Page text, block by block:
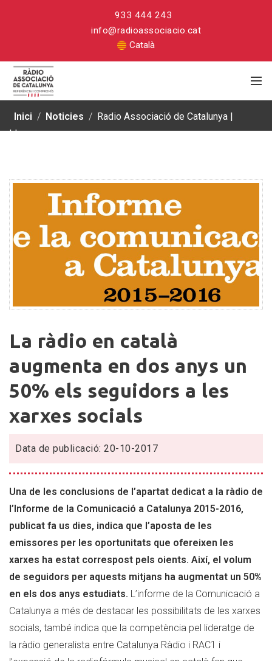
933 444 243
info@radioassociacio.cat
Català
Inici / Noticies / Radio Associació de Catalunya |
Llengua
ràdio
en
català
augmenta
dos
un
seguidors
a
les
xarxes
socials
La ràdio en català
augmenta en dos anys un
50% els seguidors a les
xarxes socials
Data de publicació: 20-10-2017
Una de les conclusions de l’apartat dedicat a la ràdio de
l’Informe de la Comunicació a Catalunya 2015-2016,
publicat fa us dies, indica que l’aposta de les
emissores per les oportunitats que ofereixen les
xarxes ha estat correspost pels oients. Així, el volum
de seguidors per aquests mitjans ha augmentat un 50%
en els dos anys estudiats. L’informe de la Comunicació a
Catalunya a més de destacar les possibilitats de les xarxes
socials, també indica que la competència pel lideratge de
la ràdio generalista entre Catalunya Ràdio i RAC1 i